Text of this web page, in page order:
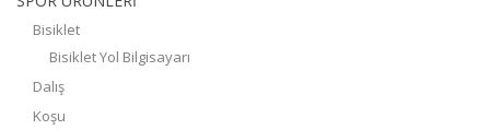
Bisiklet
Bisiklet Yol Bilgisayarı
Dalış
Koşu